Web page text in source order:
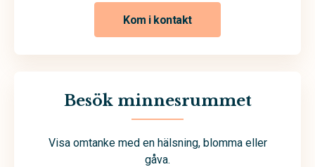
Kom i kontakt
Besök minnesrummet
Visa omtanke med en hälsning, blomma eller
gåva.